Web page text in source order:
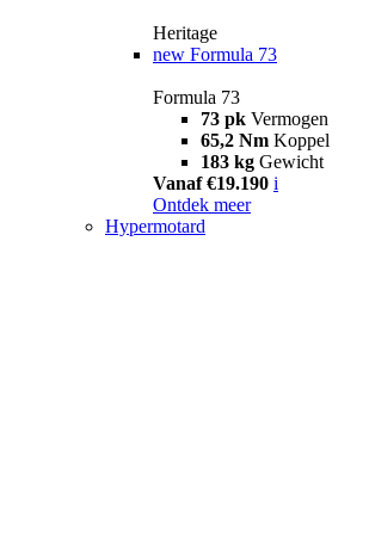
Heritage
new Formula 73
Formula 73
73 pk Vermogen
65,2 Nm Koppel
183 kg Gewicht
Vanaf €19.190 i
Ontdek meer
Hypermotard